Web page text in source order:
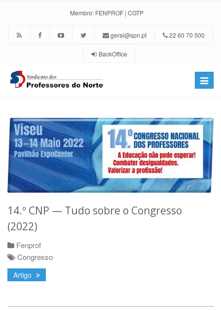
Membro: FENPROF | CGTP
geral@spn.pt 22 60 70 500
BackOffice
Toggle
14.º CNP — Tudo sobre o Congresso
(2022)
Fenprof
Congresso
Artigo